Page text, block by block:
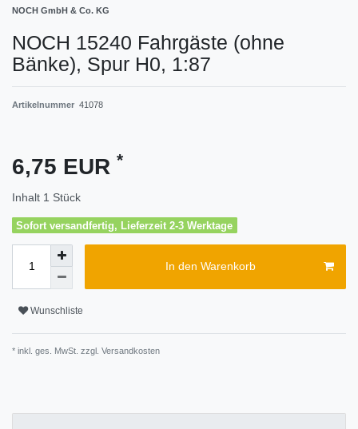
NOCH GmbH & Co. KG
NOCH 15240 Fahrgäste (ohne
Bänke), Spur H0, 1:87
Artikelnummer 41078
6,75 EUR *
Inhalt 1 Stück
Sofort versandfertig, Lieferzeit 2-3 Werktage
In den Warenkorb
Wunschliste
* inkl. ges. MwSt. zzgl. Versandkosten